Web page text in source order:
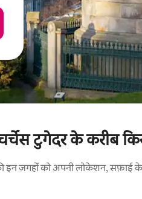
टुगेदर के करीब
इन जगहों को अपनी लोकेशन, सफ़ाई